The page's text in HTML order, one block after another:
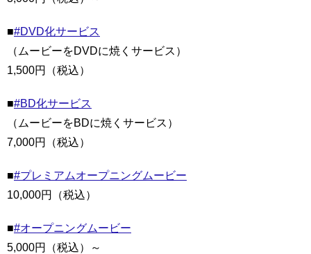
■#DVD化サービス
（ムービーをDVDに焼くサービス）
1,500円（税込）
■#BD化サービス
（ムービーをBDに焼くサービス）
7,000円（税込）
■#プレミアムオープニングムービー
10,000円（税込）
■#オープニングムービー
5,000円（税込）～